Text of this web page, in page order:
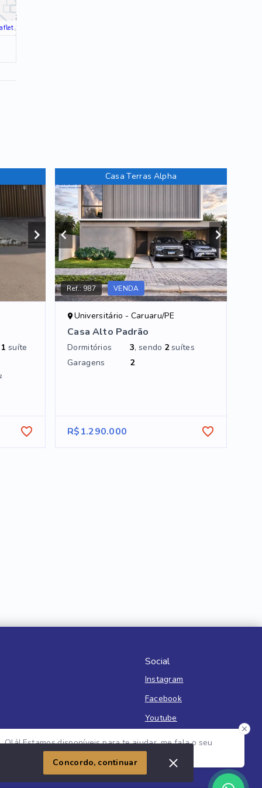
1 suíte
Casa Terras Alpha
Ref.:987 VENDA
Universitário - Caruaru/PE
Casa Alto Padrão
Dormitórios 3, sendo 2suítes
Garagens
2
R$1.290.000
Social
Instagram
Facebook
Youtube
Olá! Estamos disponíveis para te ajudar, me fala o seu
nome e o que você está buscando?
Concordo, continuar